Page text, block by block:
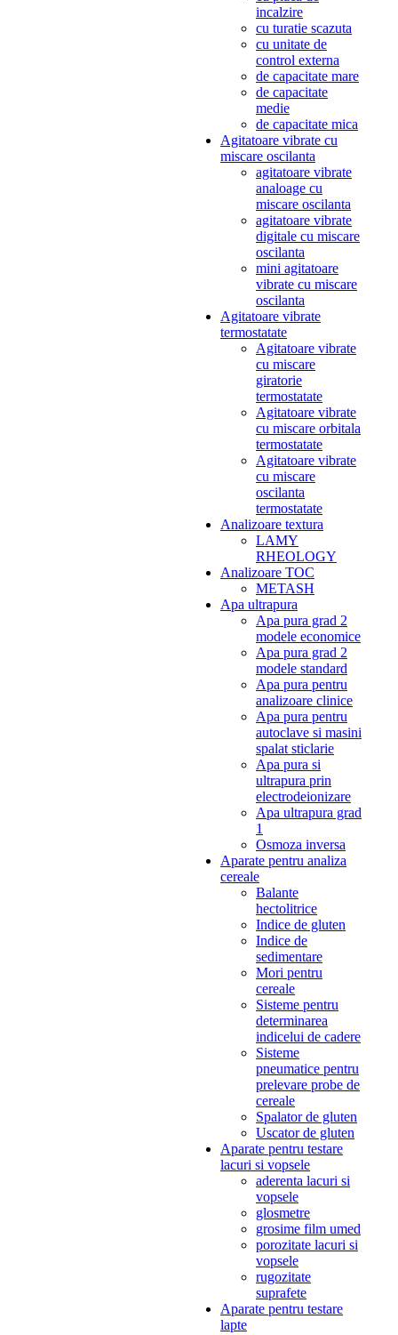
incalzire
cu turatie scazuta
cu unitate de
control externa
de capacitate mare
de capacitate
medie
de capacitate mica
Agitatoare vibrate cu
miscare oscilanta
agitatoare vibrate
analoage cu
miscare oscilanta
agitatoare vibrate
digitale cu miscare
oscilanta
mini agitatoare
vibrate cu miscare
oscilanta
Agitatoare vibrate
termostatate
Agitatoare vibrate
cu miscare
giratorie
termostatate
Agitatoare vibrate
cu miscare orbitala
termostatate
Agitatoare vibrate
cu miscare
oscilanta
termostatate
Analizoare textura
LAMY
RHEOLOGY
Analizoare TOC
METASH
Apa ultrapura
Apa pura grad 2
modele economice
Apa pura grad 2
modele standard
Apa pura pentru
analizoare clinice
Apa pura pentru
autoclave si masini
spalat sticlarie
Apa pura si
ultrapura prin
electrodeionizare
Apa ultrapura grad
1
Osmoza inversa
Aparate pentru analiza
cereale
Balante
hectolitrice
Indice de gluten
Indice de
sedimentare
Mori pentru
cereale
Sisteme pentru
determinarea
indicelui de cadere
Sisteme
pneumatice pentru
prelevare probe de
cereale
Spalator de gluten
Uscator de gluten
Aparate pentru testare
lacuri si vopsele
aderenta lacuri si
vopsele
glosmetre
grosime film umed
porozitate lacuri si
vopsele
rugozitate
suprafete
Aparate pentru testare
lapte